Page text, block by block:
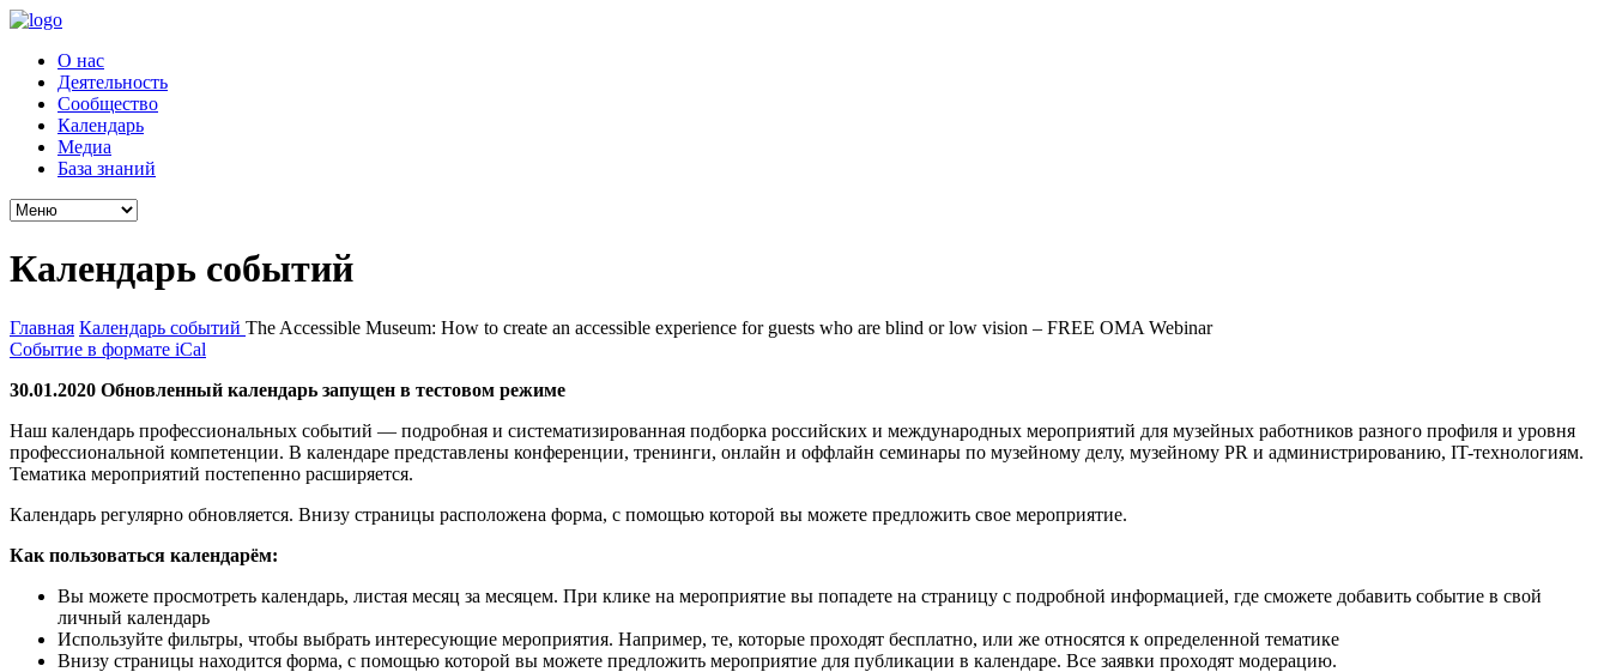
О нас
Деятельность
Сообщество
Календарь
Медиа
База знаний
Календарь событий
Главная Календарь событий The Accessible Museum: How to create an accessible experience for guests who are blind or low vision – FREE OMA Webinar
Событие в формате iCal
30.01.2020 Обновленный календарь запущен в тестовом режиме
Наш календарь профессиональных событий — подробная и систематизированная подборка российских и международных мероприятий для музейных работников разного профиля и уровня
профессиональной компетенции. В календаре представлены конференции, тренинги, онлайн и оффлайн семинары по музейному делу, музейному PR и администрированию, IT-технологиям.
Тематика мероприятий постепенно расширяется.
Календарь регулярно обновляется. Внизу страницы расположена форма, с помощью которой вы можете предложить свое мероприятие.
Как пользоваться календарём:
Вы можете просмотреть календарь, листая месяц за месяцем. При клике на мероприятие вы попадете на страницу с подробной информацией, где сможете добавить событие в свой
личный календарь
Используйте фильтры, чтобы выбрать интересующие мероприятия. Например, те, которые проходят бесплатно, или же относятся к определенной тематике
Внизу страницы находится форма, с помощью которой вы можете предложить мероприятие для публикации в календаре. Все заявки проходят модерацию.